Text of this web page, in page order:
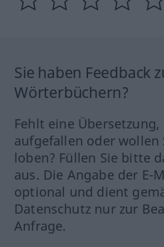
Sie haben Feedback
Wörterbüchern?
Fehlt eine
aufgefallen oder wollen
loben? Füllen Sie bitte
aus. Die Angabe der E-
optional und dient
Datenschutz nur zur
Anfrage.